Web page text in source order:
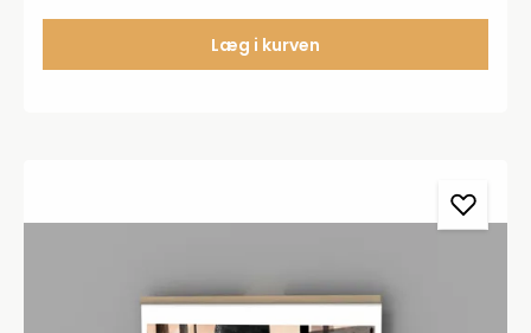
Læg i kurven